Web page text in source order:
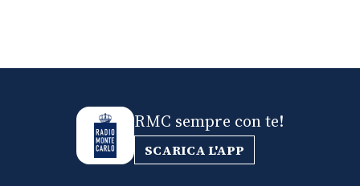
RMC sempre con te!
SCARICA L'APP